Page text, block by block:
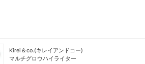
Kirei＆co.(キレイアンドコー)
マルチグロウハイライター